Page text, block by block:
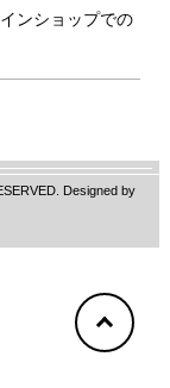
ンショップでの
Designed by